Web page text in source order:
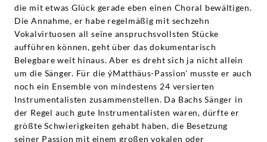
die mit etwas Glück gerade eben einen Choral bewältigen.
Die Annahme, er habe regelmäßig mit sechzehn
Vokalvirtuosen all seine anspruchsvollsten Stücke
aufführen können, geht über das dokumentarisch
Belegbare weit hinaus. Aber es dreht sich ja nicht allein
um die Sänger. Für die ýMatthäus-Passion' musste er auch
noch ein Ensemble von mindestens 24 versierten
Instrumentalisten zusammenstellen. Da Bachs Sänger in
der Regel auch gute Instrumentalisten waren, dürfte er
größte Schwierigkeiten gehabt haben, die Besetzung
seiner Passion mit einem großen vokalen oder